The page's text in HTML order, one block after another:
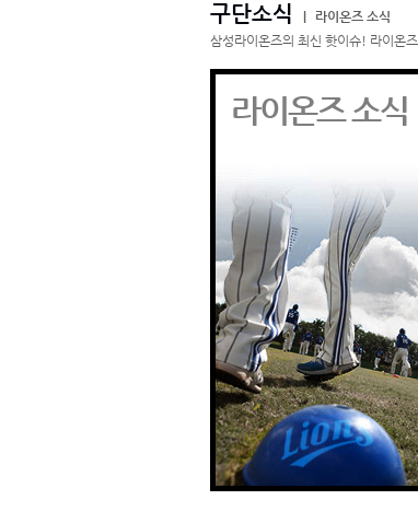
구단소식
라이온즈 소식
삼성라이온즈의 최신 핫이슈! 라이온
라이온즈 소식